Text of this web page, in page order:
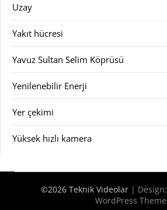
Uzay
Yakıt hücresi
Yavuz Sultan Selim Köprüsü
Yenilenebilir Enerji
Yer çekimi
Yüksek hızlı kamera
©2026 Teknik Videolar | Design:
WordPress Theme